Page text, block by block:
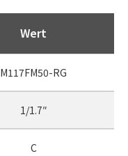
Wert
M117FM50-RG
1/1.7″
C